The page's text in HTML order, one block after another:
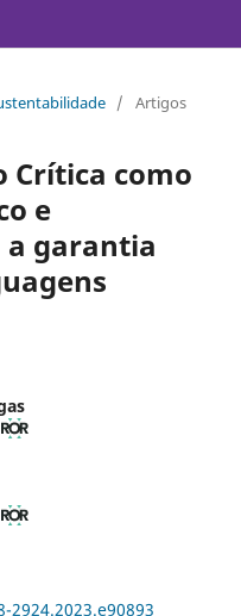
/ Artigos
Crítica como
e
garantia